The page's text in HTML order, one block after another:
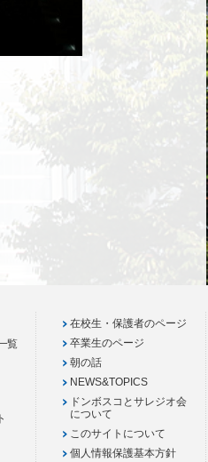
覧
在校生・保護者のページ
卒業生のページ
朝の話
NEWS&TOPICS
ドンボスコとサレジオ会
について
このサイトについて
個人情報保護基本方針